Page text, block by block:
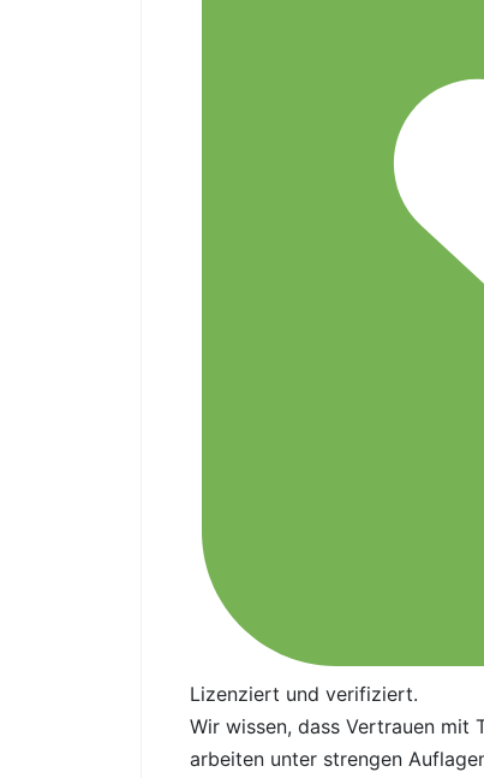
Lizenziert und verifiziert.
Wir wissen, dass Vertrauen mit
arbeiten unter strengen